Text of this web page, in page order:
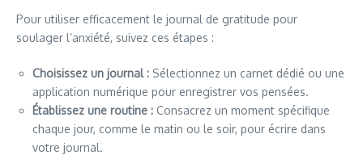
Pour utiliser efficacement le journal de gratitude pour
soulager l’anxiété, suivez ces étapes :
Choisissez un journal : Sélectionnez un carnet dédié ou une
application numérique pour enregistrer vos pensées.
Établissez une routine : Consacrez un moment spécifique
chaque jour, comme le matin ou le soir, pour écrire dans
votre journal.